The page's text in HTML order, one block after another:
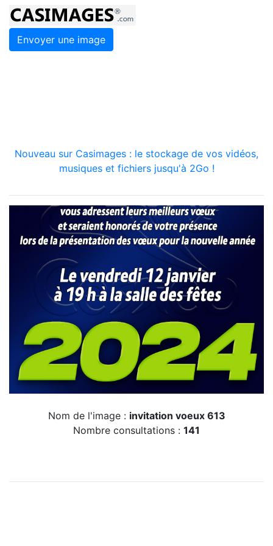
Envoyer une image
Nouveau sur Casimages : le stockage de vos vidéos,
musiques et fichiers jusqu'à 2Go !
Nom de l'image : invitation voeux 613
Nombre consultations : 141